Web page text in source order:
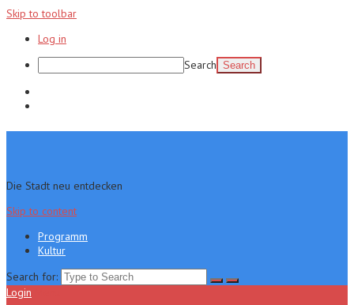
Skip to toolbar
Log in
Search
Die Stadt neu entdecken
Skip to content
Programm
Kultur
Search for:
Login